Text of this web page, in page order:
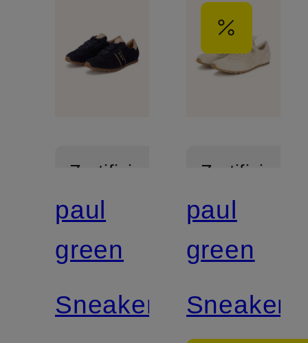
Zertifiziert
paul
green
Sneaker
Zertifiziert
paul
green
Sneaker